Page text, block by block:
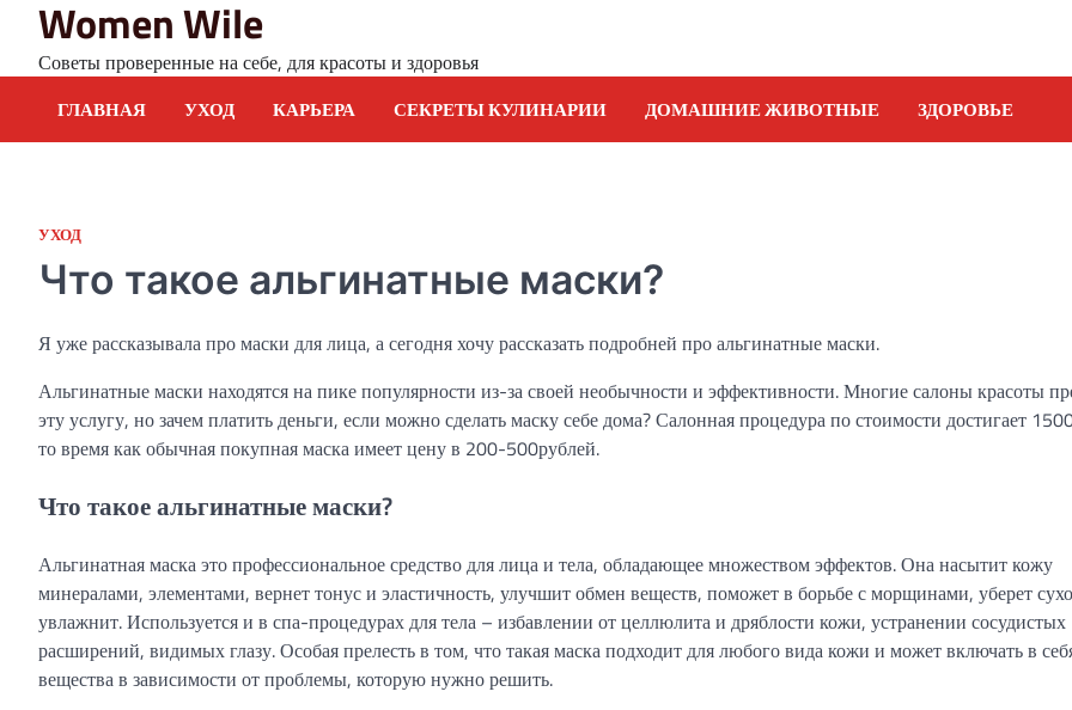
content
Women Wile
Советы проверенные на себе, для красоты и здоровья
ГЛАВНАЯ УХОД КАРЬЕРА СЕКРЕТЫ КУЛИНАРИИ ДОМАШНИЕ ЖИВОТНЫЕ ЗДОРОВЬЕ
УХОД
Что такое альгинатные маски?
Я уже рассказывала про маски для лица, а сегодня хочу рассказать подробней про альгинатные маски.
Альгинатные маски находятся на пике популярности из-за своей необычности и эффективности. Многие салоны красоты
эту услугу, но зачем платить деньги, если можно сделать маску себе дома? Салонная процедура по стоимости достигает
то время как обычная покупная маска имеет цену в 200-500рублей.
Что такое альгинатные маски?
Альгинатная маска это профессиональное средство для лица и тела, обладающее множеством эффектов. Она насытит кожу
минералами, элементами, вернет тонус и эластичность, улучшит обмен веществ, поможет в борьбе с морщинами, уберет
увлажнит. Используется и в спа-процедурах для тела – избавлении от целлюлита и дряблости кожи, устранении сосудистых
расширений, видимых глазу. Особая прелесть в том, что такая маска подходит для любого вида кожи и может включать в
вещества в зависимости от проблемы, которую нужно решить.